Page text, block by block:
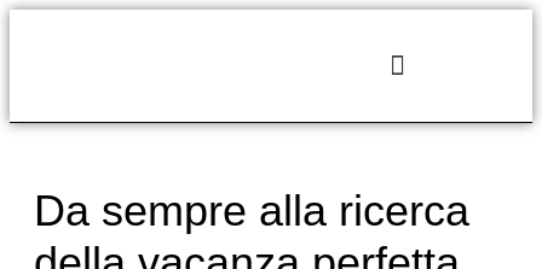
Da sempre alla ricerca